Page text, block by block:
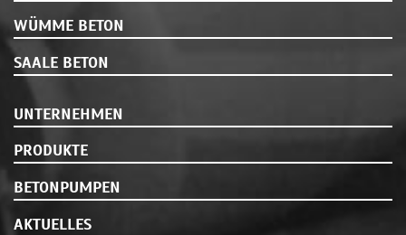
WÜMME BETON
SAALE BETON
UNTERNEHMEN
PRODUKTE
BETONPUMPEN
AKTUELLES